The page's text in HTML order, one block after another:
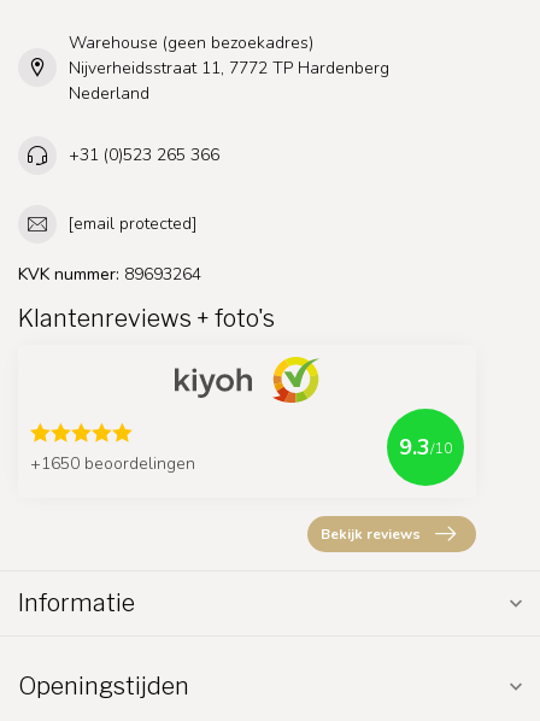
Warehouse (geen bezoekadres)
Nijverheidsstraat 11, 7772 TP Hardenberg
Nederland
+31 (0)523 265 366
[email protected]
KVK nummer: 89693264
Klantenreviews + foto's
+1650 beoordelingen
9.3/10
Bekijk reviews
Informatie
Openingstijden